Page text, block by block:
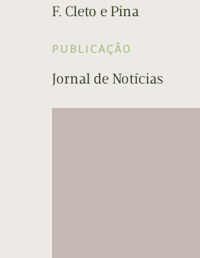
F. Cleto e Pina
PUBLICAÇÃO
Jornal de Notícias